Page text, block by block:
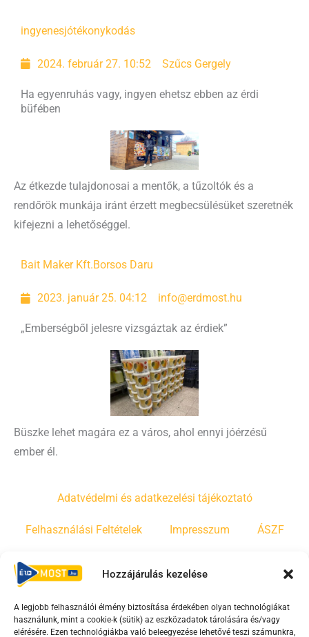
Hozzájárulás kezelése
A legjobb felhasználói élmény biztosítása érdekében olyan technológiákat
használunk, mint a cookie-k (sütik) az eszközadatok tárolására és/vagy
elérésére. Ezen technológiákba való beleegyezése lehetővé teszi számunkra,
ingyenesjótékonykodás
2024. február 27. 10:52 Szűcs Gergely
Ha egyenruhás vagy, ingyen ehetsz ebben az érdi
büfében
Az étkezde tulajdonosai a mentők, a tűzoltók és a
rendőrök munkája iránt érzett megbecsülésüket szeretnék
kifejezni a lehetőséggel.
Bait Maker Kft.Borsos Daru
2023. január 25. 04:12 info@erdmost.hu
„Emberségből jelesre vizsgáztak az érdiek”
Büszke lehet magára ez a város, ahol ennyi jóérzésű
ember él.
Adatvédelmi és adatkezelési tájékoztató
Felhasználási Feltételek Impresszum ÁSZF
Irányelvek
F
a
Y
o
T
i